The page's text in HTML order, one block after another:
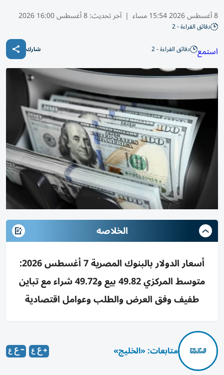
8 أغسطس 2026 15:54 مساء | آخر تحديث:8 أغسطس 16:00 2026
دقائق القراءة - 2
استمع دقائق القراءة - 2 شارك
الخلاصه
أسعار الدولار بالبنوك المصرية 7 أغسطس 2026:
متوسط المركزي 49.82 بيع و49.72 شراء مع تباين
طفيف وفق العرض والطلب وعوامل اقتصادية
متابعات: «الخليج»